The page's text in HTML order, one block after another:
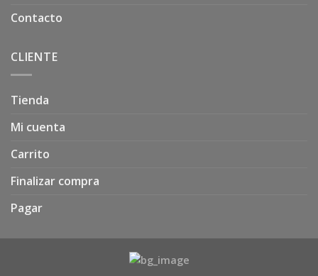
Contacto
CLIENTE
Tienda
Mi cuenta
Carrito
Finalizar compra
Pagar